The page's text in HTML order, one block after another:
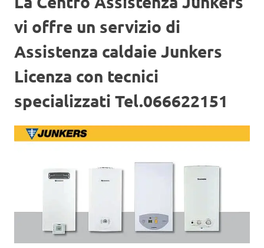
vi offre un servizio di
Assistenza caldaie Junkers
Licenza con tecnici
specializzati Tel.066622151